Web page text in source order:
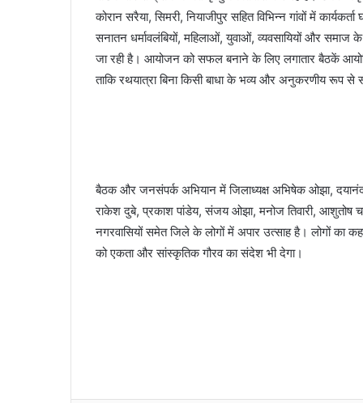
कोरान सरैया, सिमरी, नियाजीपुर सहित विभिन्न गांवों में
सनातन धर्मावलंबियों, महिलाओं, युवाओं, व्यवसायियों और
जा रही है। आयोजन को सफल बनाने के लिए लगातार बैठकें
ताकि रथयात्रा बिना किसी बाधा के भव्य और अनुकरणीय रूप से
बैठक और जनसंपर्क अभियान में जिलाध्यक्ष अभिषेक ओझा,
राकेश दुबे, प्रकाश पांडेय, संजय ओझा, मनोज तिवारी, आशुतोष
नगरवासियों समेत जिले के लोगों में अपार उत्साह है। लोगों का
को एकता और सांस्कृतिक गौरव का संदेश भी देगा।